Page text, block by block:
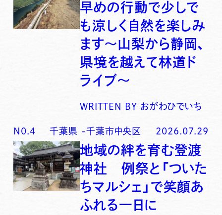
早めの行動で少しで
も涼しく自然を楽しみ
ます〜山梨から静岡、
県境を越えて林道ド
ライブ〜
WRITTEN BY おがわひでいち
N0. 4 千葉県 -千葉市中央区 2026.07.29
地域の絆を育む登渡
神社 例祭と「ついた
ちマルシェ」で笑顔あ
ふれる一日に